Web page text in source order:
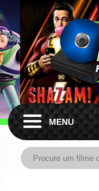
MENU